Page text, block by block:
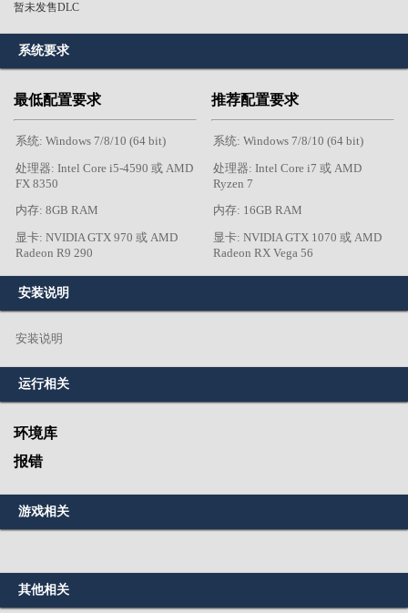
暂未发售DLC
系统要求
最低配置要求
系统: Windows 7/8/10 (64 bit)
处理器: Intel Core i5-4590 或 AMD
FX 8350
内存: 8GB RAM
显卡: NVIDIA GTX 970 或 AMD
Radeon R9 290
推荐配置要求
系统: Windows 7/8/10 (64 bit)
处理器: Intel Core i7 或 AMD
Ryzen 7
内存: 16GB RAM
显卡: NVIDIA GTX 1070 或 AMD
Radeon RX Vega 56
安装说明
安装说明
运行相关
环境库
报错
游戏相关
其他相关